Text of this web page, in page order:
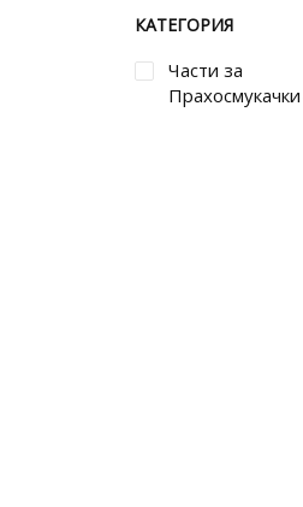
КАТЕГОРИЯ
Части за
Прахосмукачки